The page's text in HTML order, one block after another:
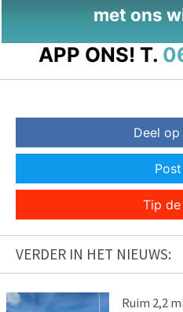
met ons
APP ONS! T.
Deel
Tip
VERDER IN HET NIEUWS:
Ruim 2,2